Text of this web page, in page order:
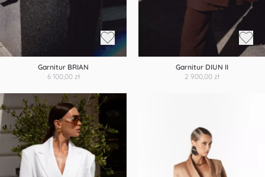
Garnitur BRIAN
6 100,00 zł
Garnitur DIUN II
2 900,00 zł